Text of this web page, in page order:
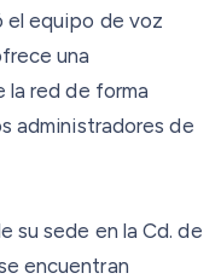
el equipo de voz
una
la red de forma
administradores de
su sede en la Cd. de
encuentran